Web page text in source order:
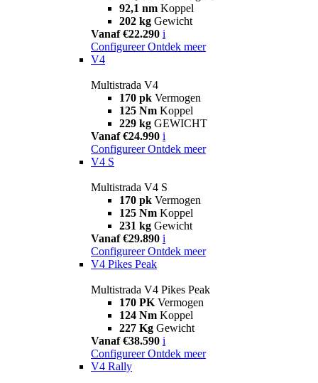
92,1 nm Koppel
202 kg Gewicht
Vanaf €22.290 i
Configureer Ontdek meer
V4
Multistrada V4
170 pk Vermogen
125 Nm Koppel
229 kg GEWICHT
Vanaf €24.990 i
Configureer Ontdek meer
V4 S
Multistrada V4 S
170 pk Vermogen
125 Nm Koppel
231 kg Gewicht
Vanaf €29.890 i
Configureer Ontdek meer
V4 Pikes Peak
Multistrada V4 Pikes Peak
170 PK Vermogen
124 Nm Koppel
227 Kg Gewicht
Vanaf €38.590 i
Configureer Ontdek meer
V4 Rally